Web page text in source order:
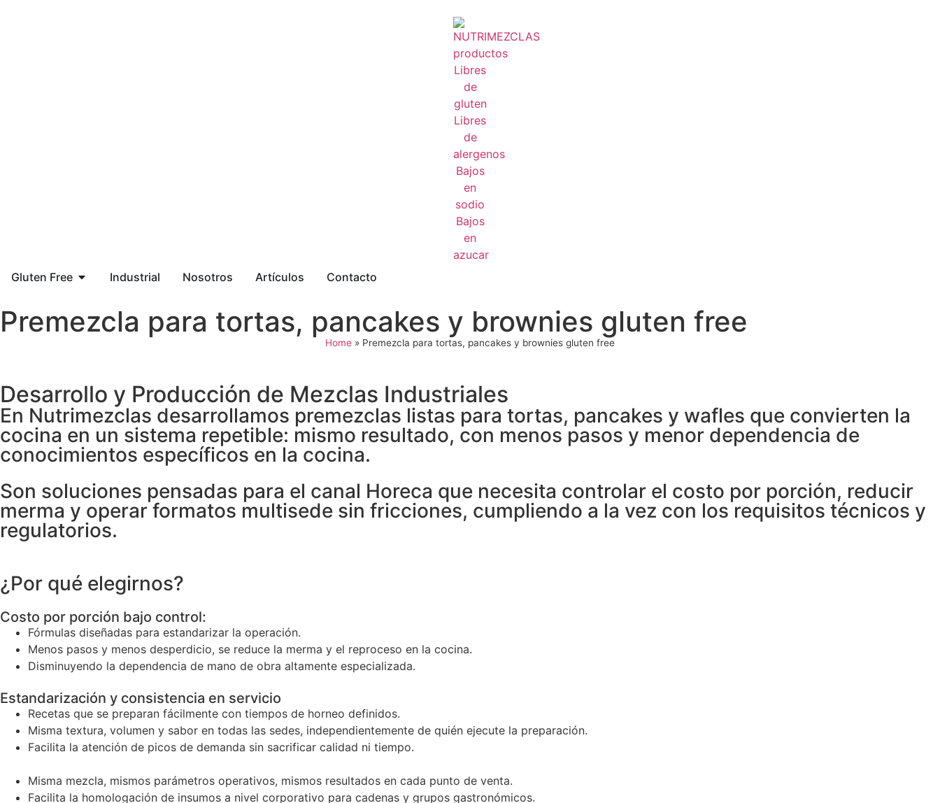
Gluten Free Industrial Nosotros Artículos Contacto
Premezcla para tortas, pancakes y brownies gluten free
Home » Premezcla para tortas, pancakes y brownies gluten free
Desarrollo y Producción de Mezclas Industriales
En Nutrimezclas desarrollamos premezclas listas para tortas, pancakes y wafles que convierten la
cocina en un sistema repetible: mismo resultado, con menos pasos y menor dependencia de
conocimientos específicos en la cocina.
Son soluciones pensadas para el canal Horeca que necesita controlar el costo por porción, reducir
merma y operar formatos multisede sin fricciones, cumpliendo a la vez con los requisitos técnicos y
regulatorios.
¿Por qué elegirnos?
Costo por porción bajo control:
Fórmulas diseñadas para estandarizar la operación.
Menos pasos y menos desperdicio, se reduce la merma y el reproceso en la cocina.
Disminuyendo la dependencia de mano de obra altamente especializada.
Estandarización y consistencia en servicio
Recetas que se preparan fácilmente con tiempos de horneo definidos.
Misma textura, volumen y sabor en todas las sedes, independientemente de quién ejecute la preparación.
Facilita la atención de picos de demanda sin sacrificar calidad ni tiempo.
Misma mezcla, mismos parámetros operativos, mismos resultados en cada punto de venta.
Facilita la homologación de insumos a nivel corporativo para cadenas y grupos gastronómicos.